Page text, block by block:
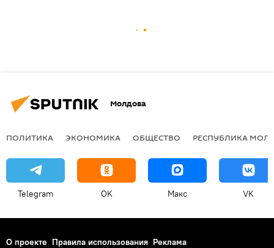
Молдова
ПОЛИТИКА ЭКОНОМИКА ОБЩЕСТВО РЕСПУБЛИКА
Telegram OK Макс VK
О проекте Правила использования Реклама